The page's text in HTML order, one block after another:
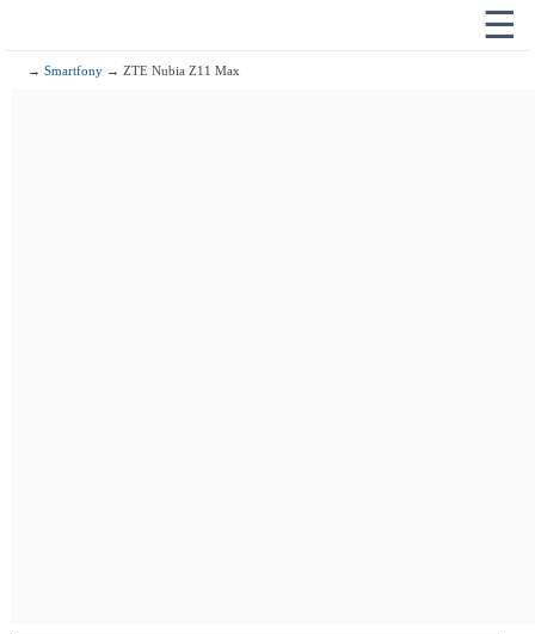
☰
→Smartfony → ZTE Nubia Z11 Max